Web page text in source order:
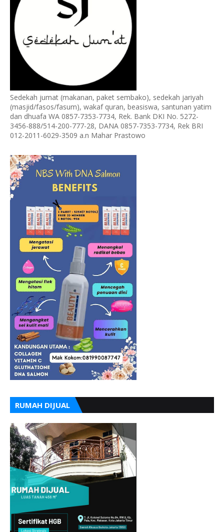
Sedekah jumat (makanan, paket sembako), sedekah jariyah
(masjid/fasos/fasum), wakaf quran, beasiswa, santunan yatim
dan dhuafa WA 0857-7353-7734, Rek. Bank DKI No. 5272-
3456-888/514-200-777-28, DANA 0857-7353-7734, Rek BRI
012-2011-6029-3509 a.n Mahar Prastowo
RUMAH DIJUAL